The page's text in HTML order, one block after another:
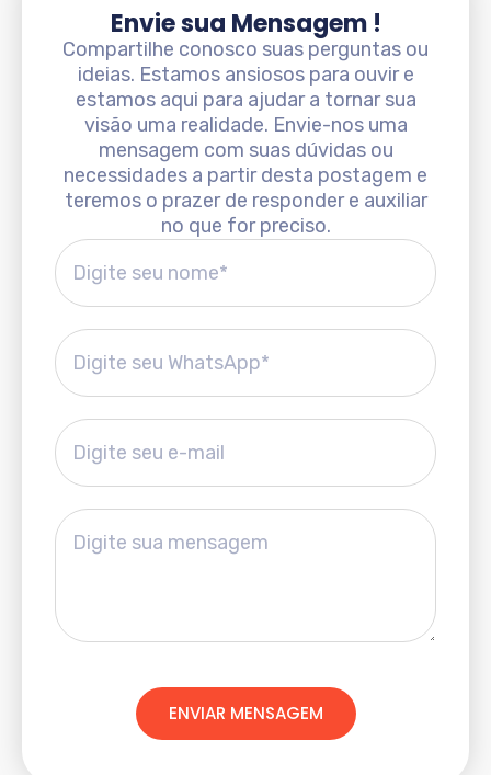
Envie sua Mensagem !
Compartilhe conosco suas perguntas ou
ideias. Estamos ansiosos para ouvir e
estamos aqui para ajudar a tornar sua
visão uma realidade. Envie-nos uma
mensagem com suas dúvidas ou
necessidades a partir desta postagem e
teremos o prazer de responder e auxiliar
no que for preciso.
ENVIAR MENSAGEM